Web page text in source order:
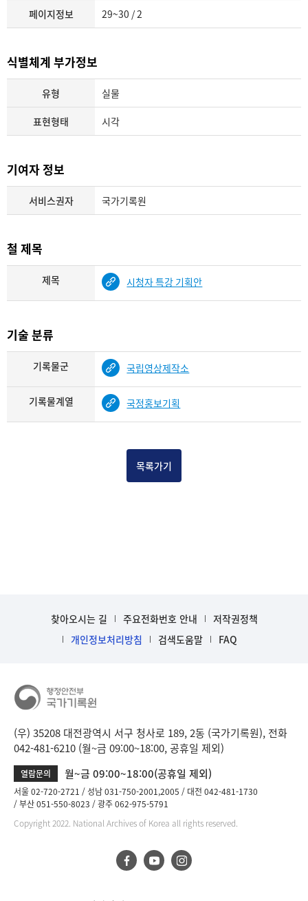
페이지정보 29~30 / 2
식별체계 부가정보
유형 실물
표현형태 시각
기여자 정보
서비스권자 국가기록원
철 제목
제목 시청자 특강 기획안
기술 분류
기록물군 국립영상제작소
기록물계열 국정홍보기획
목록가기
찾아오시는 길 주요전화번호 안내
저작권정책
개인정보처리방침
검색도움말 FAQ
(우) 35208 대전광역시 서구 청사로 189, 2동 (국가기록원), 전화
042-481-6210 (월~금 09:00~18:00, 공휴일 제외)
열람문의 월~금 09:00~18:00(공휴일 제외)
서울 02-720-2721 성남 031-750-2001,2005
대전 042-481-1730
부산 051-550-8023
광주 062-975-5791
Copyright 2022. National Archives of Korea all rights reserved.